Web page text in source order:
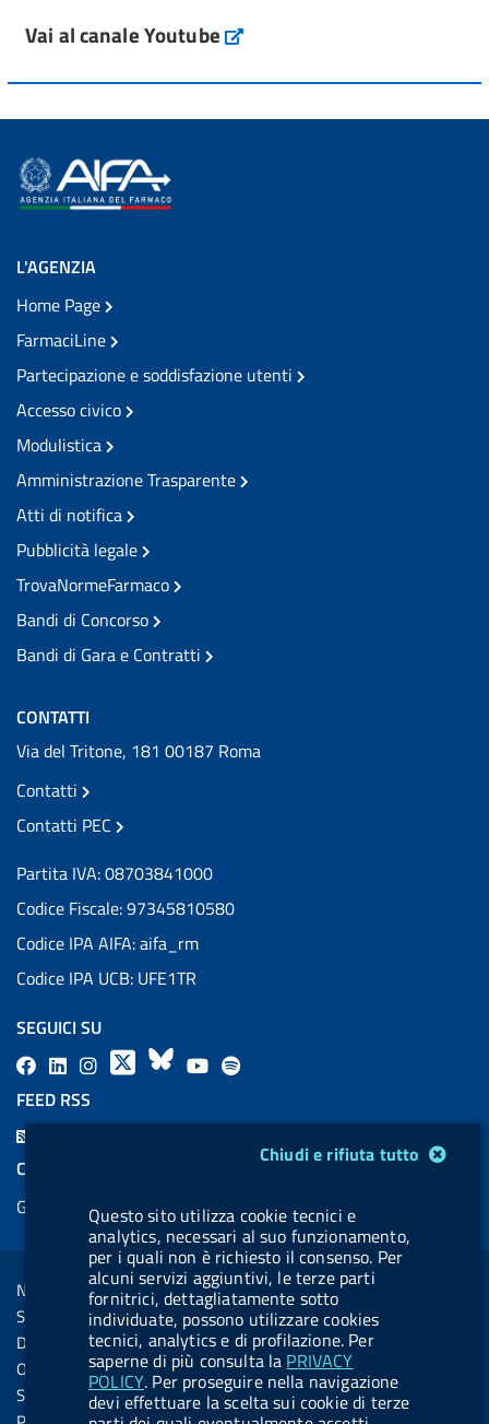
Vai al canale Youtube
Chiudi e rifiuta tutto
Questo sito utilizza cookie tecnici e
analytics, necessari al suo funzionamento,
per i quali non è richiesto il consenso. Per
alcuni servizi aggiuntivi, le terze parti
fornitrici, dettagliatamente sotto
individuate, possono utilizzare cookies
tecnici, analytics e di profilazione. Per
saperne di più consulta la PRIVACY
POLICY. Per proseguire nella navigazione
devi effettuare la scelta sui cookie di terze
L'AGENZIA
Home Page
FarmaciLine
Partecipazione e soddisfazione utenti
Accesso civico
Modulistica
Amministrazione Trasparente
Atti di notifica
Pubblicità legale
TrovaNormeFarmaco
Bandi di Concorso
Bandi di Gara e Contratti
CONTATTI
Via del Tritone, 181 00187 Roma
Contatti
Contatti PEC
Partita IVA: 08703841000
Codice Fiscale: 97345810580
Codice IPA AIFA: aifa_rm
Codice IPA UCB: UFE1TR
SEGUICI SU
F
a
c
L
i
n
b
.
b
u
t
t
o
n
.
X
B
u
k
y
Y
u
b
e
l
b
.
b
u
t
t
o
n
.
FEED RSS
COOKIES
Gestione cookie
Sezione Link Utili
Note legali
Social Media Policy
Dichiarazione di accessibilità
Obiettivi di accessibilità
Statistiche sito